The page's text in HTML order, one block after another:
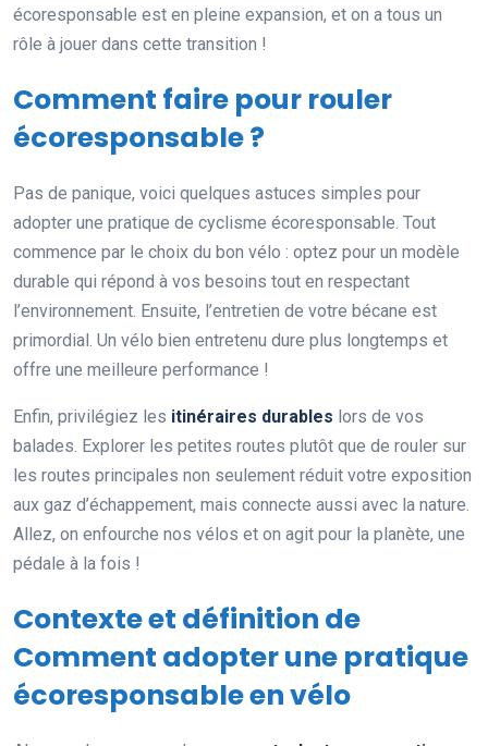
écoresponsable est en pleine expansion, et on a tous un
rôle à jouer dans cette transition !
Comment faire pour rouler
écoresponsable ?
Pas de panique, voici quelques astuces simples pour
adopter une pratique de cyclisme écoresponsable. Tout
commence par le choix du bon vélo : optez pour un modèle
durable qui répond à vos besoins tout en respectant
l’environnement. Ensuite, l’entretien de votre bécane est
primordial. Un vélo bien entretenu dure plus longtemps et
offre une meilleure performance !
Enfin, privilégiez les itinéraires durables lors de vos
balades. Explorer les petites routes plutôt que de rouler sur
les routes principales non seulement réduit votre exposition
aux gaz d’échappement, mais connecte aussi avec la nature.
Allez, on enfourche nos vélos et on agit pour la planète, une
pédale à la fois !
Contexte et définition de
Comment adopter une pratique
écoresponsable en vélo